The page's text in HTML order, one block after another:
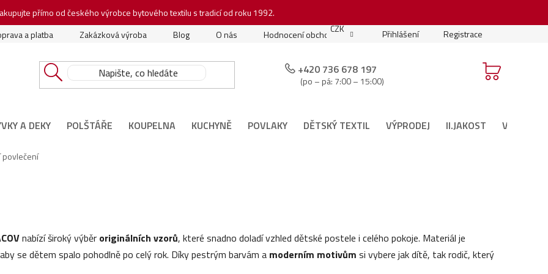
přímo od českého výrobce bytového textilu s tradicí od roku 1992.
a platba
Zakázková výroba Blog O nás Hodnocení obchodu Moje objednávka Podmínky soutěže
CZK Přihlášení Registrace
+420 736 678 197
(po – pá: 7:00 – 15:00)
A DEKY POLŠTÁŘE KOUPELNA KUCHYNĚ POVLAKY DĚTSKÝ TEXTIL VÝPRODEJ II.JAKOST VÁNOČNÍ
povlečení
nabízí široký výběr originálních vzorů, které snadno doladí vzhled dětské postele i celého pokoje. Materiál je
se dětem spalo pohodlně po celý rok. Díky pestrým barvám a moderním motivům si vybere jak dítě, tak rodič, který